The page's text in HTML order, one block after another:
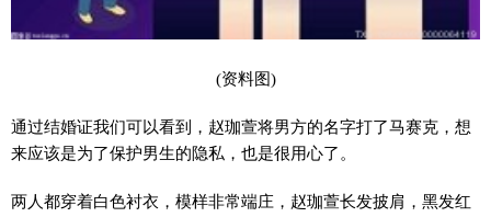
(资料图)
通过结婚证我们可以看到，赵珈萱将男方的名字打了马赛克，想
来应该是为了保护男生的隐私，也是很用心了。
两人都穿着白色衬衣，模样非常端庄，赵珈萱长发披肩，黑发红